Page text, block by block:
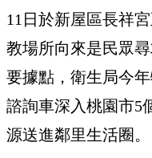
11日於新屋區長祥
教場所向來是民眾
要據點，衛生局今
諮詢車深入桃園市5
源送進鄰里生活圈。